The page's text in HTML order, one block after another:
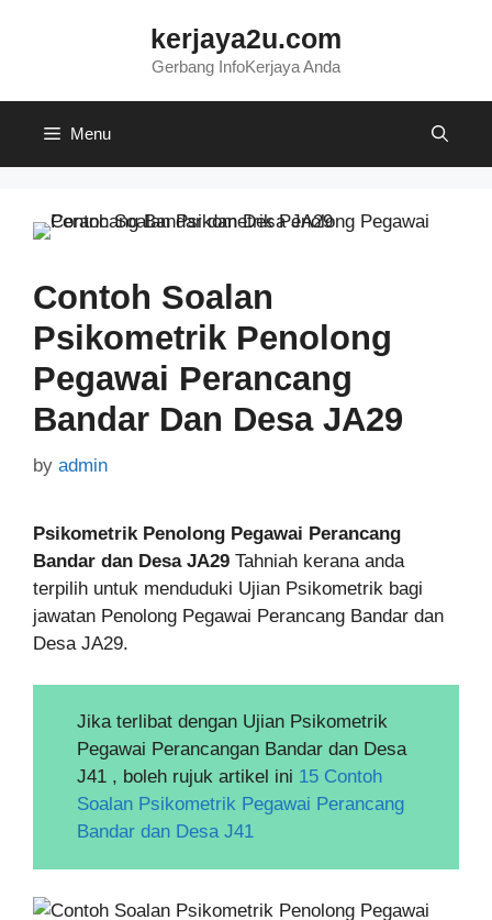
kerjaya2u.com
Gerbang InfoKerjaya Anda
Menu
Contoh Soalan
Psikometrik Penolong
Pegawai Perancang
Bandar Dan Desa JA29
by admin
Psikometrik Penolong Pegawai Perancang
Bandar dan Desa JA29 Tahniah kerana anda
terpilih untuk menduduki Ujian Psikometrik bagi
jawatan Penolong Pegawai Perancang Bandar dan
Desa JA29.
Jika terlibat dengan Ujian Psikometrik
Pegawai Perancangan Bandar dan Desa
J41 , boleh rujuk artikel ini 15 Contoh
Soalan Psikometrik Pegawai Perancang
Bandar dan Desa J41